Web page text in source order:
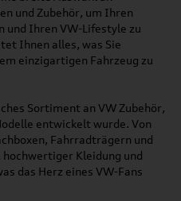
und Zubehör, um Ihren
und Ihren VW-Lifestyle zu
Ihnen alles, was Sie
einzigartigen Fahrzeug zu
Sortiment an VW Zubehör,
entwickelt wurde. Von
Fahrradträgern und
hochwertiger Kleidung und
das Herz eines VW-Fans